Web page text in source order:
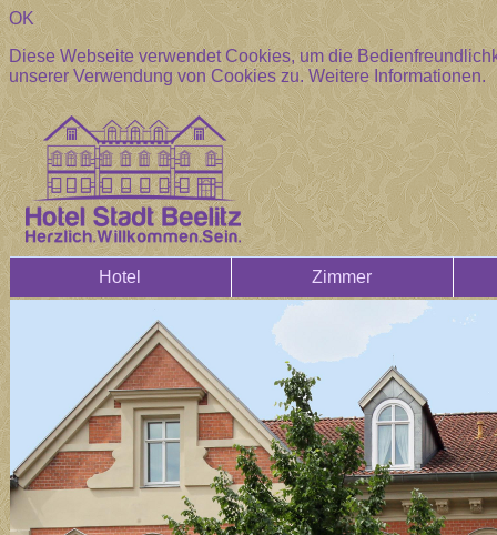
OK
Diese Webseite verwendet Cookies, um die
unserer Verwendung von Cookies zu.Weitere Informationen.
Hotel Zimmer